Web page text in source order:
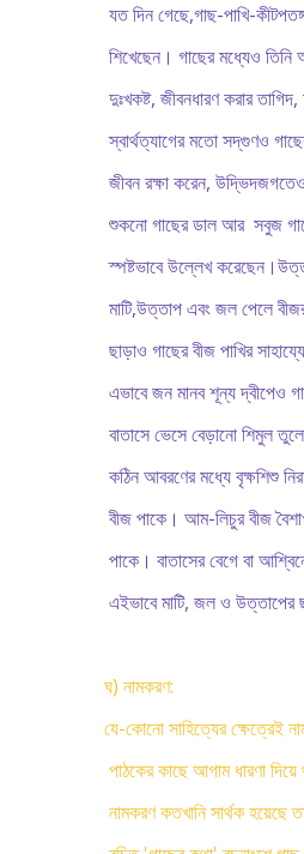
যত দিন গেছে,গাছ-পাখি-
শিখেছেন। গাছের মধ্যেও
দুঃখকষ্ট, জীবনধারণ করার
স্বার্থত্যাগের মতো সদ্‌গুণও
জীবন রক্ষা করেন,
শুকনো গাছের ডাল আর সবুজ
স্পষ্টভাবে উল্লেখ
মাটি,উত্তাপ এবং জল পেলে
ছাড়াও গাছের বীজ পাখির
এভাবে জন মানব শূন্য দ্বীপেও
বাতাসে ভেসে বেড়ানো শিমুল
কঠিন আবরণের মধ্যে বৃক্ষশিশু
বীজ পাকে। আম-লিচুর বীজ
পাকে। বাতাসের বেগে বা
এইভাবে মাটি, জল ও উত্তাপের
ঘ) নামকরণ:
যে-কোনো সাহিত্যের ক্ষেত্রেই
পাঠকের কাছে আগাম ধারণা
নামকরণ কতখানি সার্থক হয়েছে